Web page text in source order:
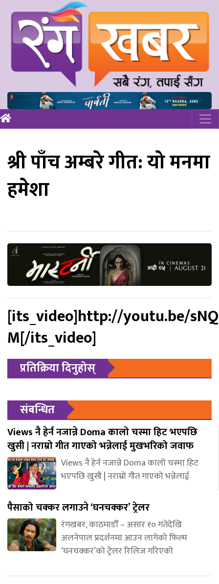
श्री पाँच अम्बरे गीत: यो मनमा
हमेशा
[its_video]http://youtu.be/
M[/its_video]
प्रतिक्रिया दिनुहोस्
संबन्धित
Views नै हेर्न नजान्ने Doma कालो चस्मा हिट भएपछि
खुसी | नराम्रो गीत गाएको भन्नेलाई मुखभरिको जवाफ
Views नै हेर्न नजान्ने Doma कालो चस्मा हिट
भएपछि खुसी | नराम्रो गीत गाएको भन्नेलाई
पैसाको चक्कर लगाउने ‘घनचक्कर’ ट्रेलर
रंगखबर, काठमाडौँ – असार १० गतेदेखि
अलनेपाल प्रदर्शनमा आउन लागेको फिल्म
‘घनचक्कर’को ट्रेलर रिलिज गरिएको